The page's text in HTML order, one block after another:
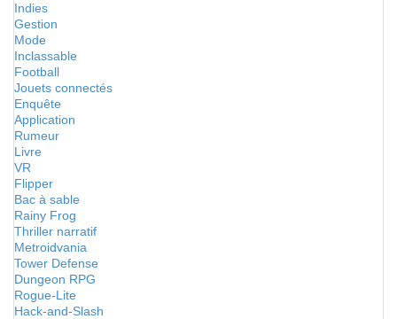
Indies
Gestion
Mode
Inclassable
Football
Jouets connectés
Enquête
Application
Rumeur
Livre
VR
Flipper
Bac à sable
Rainy Frog
Thriller narratif
Metroidvania
Tower Defense
Dungeon RPG
Rogue-Lite
Hack-and-Slash